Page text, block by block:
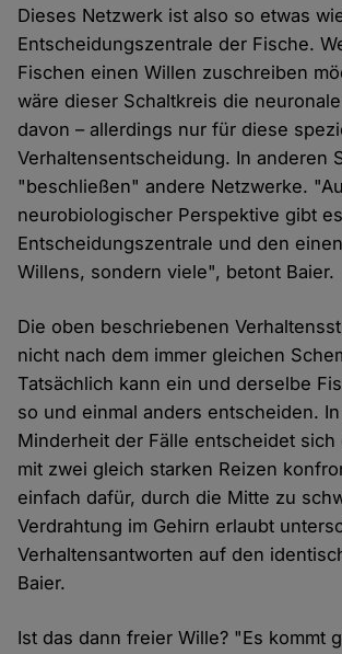
Dieses Netzwerk ist also so etwas
Entscheidungszentrale der Fische.
Fischen einen Willen zuschreiben
wäre dieser Schaltkreis die
davon – allerdings nur für diese
Verhaltensentscheidung. In anderen
"beschließen" andere Netzwerke.
neurobiologischer Perspektive gibt
Entscheidungszentrale und den
Willens, sondern viele", betont Baier.
Die oben beschriebenen
nicht nach dem immer gleichen
Tatsächlich kann ein und derselbe
so und einmal anders entscheiden.
Minderheit der Fälle entscheidet sich
mit zwei gleich starken Reizen
einfach dafür, durch die Mitte zu
Verdrahtung im Gehirn erlaubt
Verhaltensantworten auf den
Baier.
Ist das dann freier Wille? "Es kommt